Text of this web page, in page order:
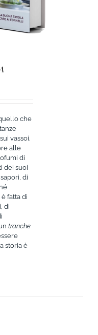
che
vassoi.
alle
di
dei suoi
di
fatta di
di
tranche
storia è